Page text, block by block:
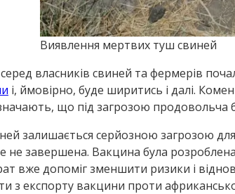
Виявлення мертвих туш свиней
серед власників свиней та фермерів
і, ймовірно, буде ширитись і далі.
що під загрозою продовольча
залишається серйозною загрозою для
не завершена. Вакцина була
вже допоміг зменшити ризики і
з експорту вакцини проти